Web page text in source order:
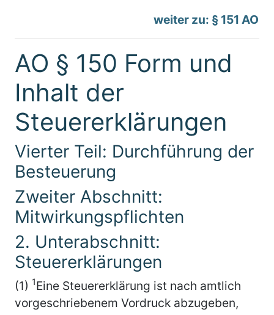
weiter zu: § 151 AO
AO § 150 Form und
Inhalt der
Steuererklärungen
Vierter Teil: Durchführung der
Besteuerung
Zweiter Abschnitt:
Mitwirkungspflichten
2. Unterabschnitt:
Steuererklärungen
(1) 1Eine Steuererklärung ist nach amtlich
vorgeschriebenem Vordruck abzugeben,